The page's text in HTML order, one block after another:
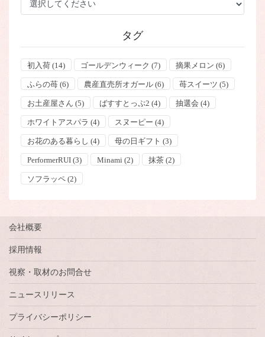
タグ
初入荷(14) ゴールデンウィーク (7) 摘果メロン (6)
ふらの苺(6) 農産直売所オガール(6) 苺スイーツ (5)
お土産屋さん (5) ばすすとっぷ2 (4) 抽選会 (4)
ホワイトアスパラ (4) スヌーピー (4)
お花のある暮らし (4) 母の日ギフト (3)
PerformerRUI(3) Minami (2) 抹茶(2)
ソフラッペ(2)
会社概要
採用情報
視察・取材のお問合せ
ニュースリリース
プライバシーポリシー